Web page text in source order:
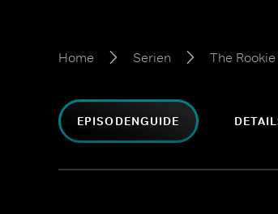
Home Serien The Rookie
EPISODENGUIDE